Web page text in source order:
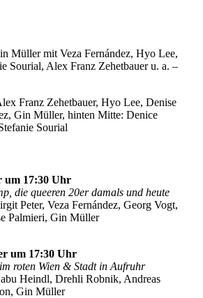
Müller mit Veza Fernández, Hyo Lee,
Sourial, Alex Franz Zehetbauer u. a. –
Franz Zehetbauer, Hyo Lee, Denise
Gin Müller, hinten Mitte: Denice
Sourial
um 17:30 Uhr
die queeren 20er damals und heute
Peter, Veza Fernández, Georg Vogt,
Palmieri, Gin Müller
um 17:30 Uhr
roten Wien & Stadt in Aufruhr
Heindl, Drehli Robnik, Andreas
Gin Müller